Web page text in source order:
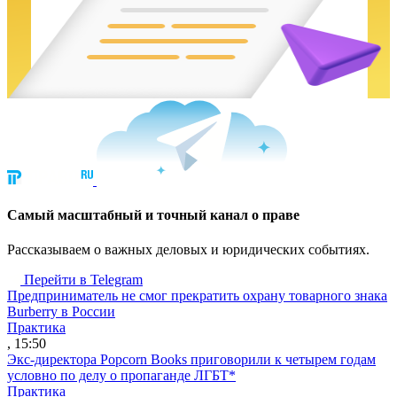
Cамый масштабный и точный канал о праве
Рассказываем о важных деловых и юридических событиях.
Перейти в Telegram
Предприниматель не смог прекратить охрану товарного знака
Burberry в России
Практика
, 15:50
Экс-директора Popcorn Books приговорили к четырем годам
условно по делу о пропаганде ЛГБТ*
Практика